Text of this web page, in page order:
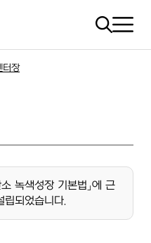
터장
녹색성장 기본법」에 근
되었습니다.